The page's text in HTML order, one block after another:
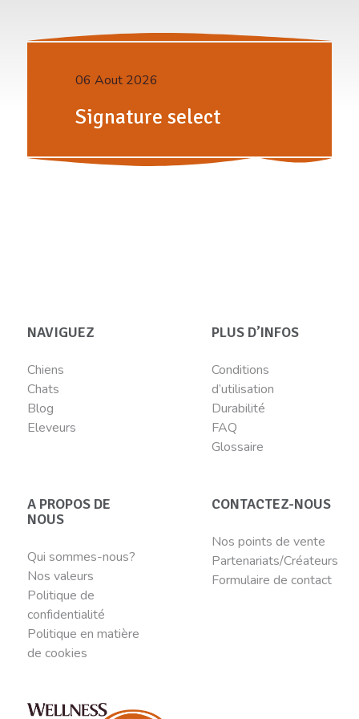
06 Aout 2026
Signature select
NAVIGUEZ
Chiens
Chats
Blog
Eleveurs
PLUS D’INFOS
Conditions
d’utilisation
Durabilité
FAQ
Glossaire
A PROPOS DE
NOUS
Qui sommes-nous?
Nos valeurs
Politique de
confidentialité
Politique en matière
de cookies
CONTACTEZ-NOUS
Nos points de vente
Partenariats/Créateurs
Formulaire de contact